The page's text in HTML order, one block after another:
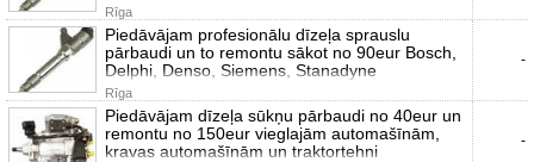
Rīga
Piedāvājam profesionālu dīzeļa sprauslu
pārbaudi un to remontu sākot no 90eur Bosch,
Delphi, Denso, Siemens, Stanadyne
Rīga
-
Piedāvājam dīzeļa sūkņu pārbaudi no 40eur un
remontu no 150eur vieglajām automašīnām,
kravas automašīnām un traktortehni
-